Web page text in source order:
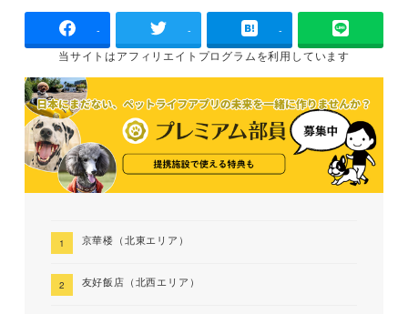
- - -
当サイトはアフィリエイトプログラムを利用しています
京華楼（北東エリア）
友好飯店（北西エリア）